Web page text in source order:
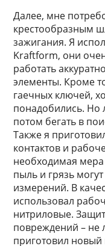
Далее, мне
крестообразным
зажигания. Я
Kraftform, они
работать
элементы. Кроме
гаечных ключей,
понадобились. Но
потом бегать в
Также я
контактов и
необходимая
пыль и грязь
измерений. В
использовал
нитриловые.
повреждений – не
приготовил новый